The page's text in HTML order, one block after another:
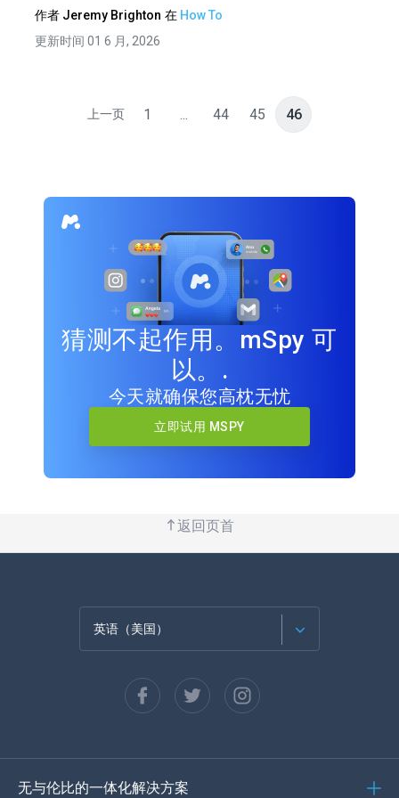
作者 Jeremy Brighton 在 How To
更新时间 01 6 月, 2026
上一页 1 ... 44 45 46
猜测不起作用。mSpy 可
以。.
今天就确保您高枕无忧
立即试用 MSPY
返回页首
英语（美国）
西班牙语
德语
无与伦比的一体化解决方案